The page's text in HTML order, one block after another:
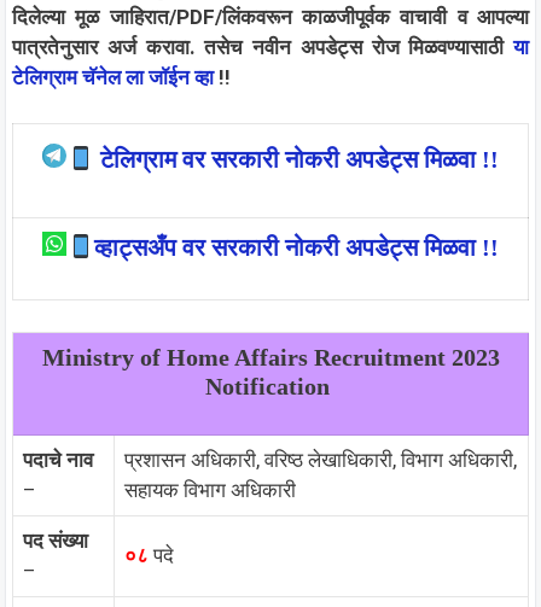
दिलेल्या मूळ जाहिरात/PDF/लिंकवरून काळजीपूर्वक वाचावी व आपल्या
पात्रतेनुसार अर्ज करावा.तसेच नवीन अपडेट्स रोज मिळवण्यासाठीया
टेलिग्राम चॅनेल ला जॉईन व्हा!!
टेलिग्राम वर सरकारी नोकरी अपडेट्स मिळवा !!
व्हाट्सअँप वर सरकारी नोकरी अपडेट्स मिळवा !!
Ministry of Home Affairs Recruitment 2023
Notification
पदाचे नाव
–
प्रशासन अधिकारी, वरिष्ठ लेखाधिकारी, विभाग अधिकारी,
सहायक विभाग अधिकारी
पद संख्या
–
०८ पदे